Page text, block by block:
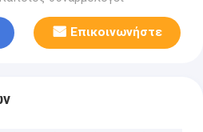
Επικοινωνήστε